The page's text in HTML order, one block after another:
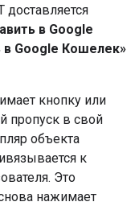
в Google
в Google Кошелек»
кнопку или
пропуск в свой
объекта
к
Это
нажимает